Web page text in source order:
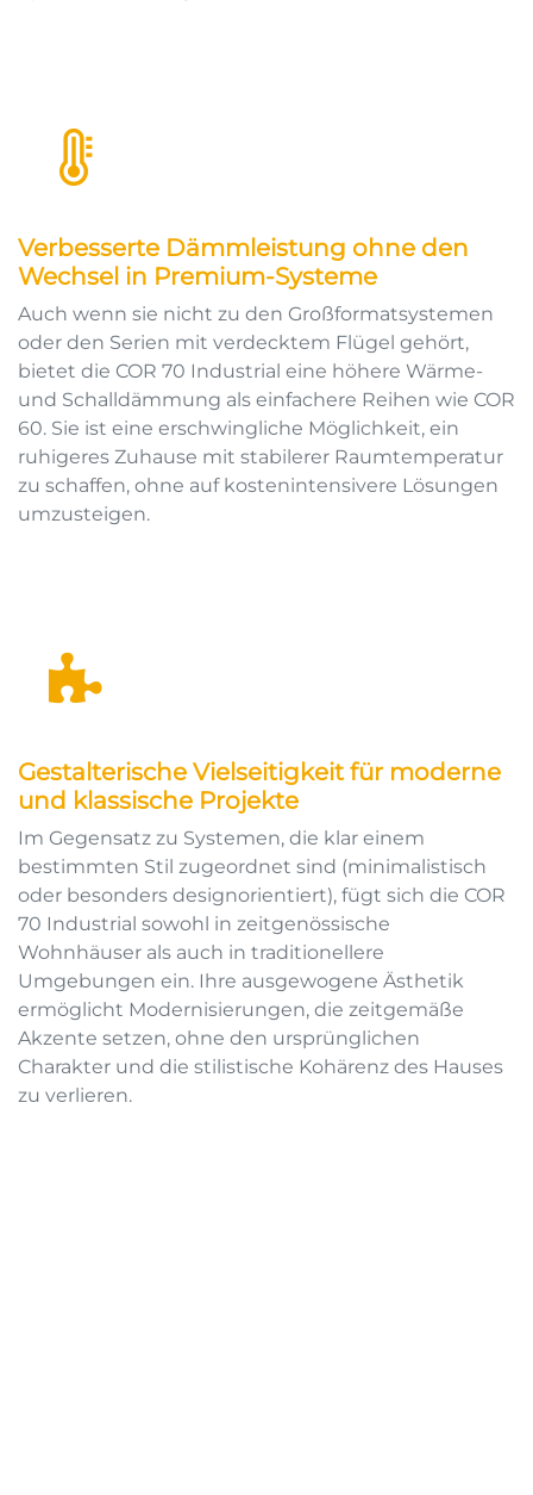
Verbesserte Dämmleistung ohne den
Wechsel in Premium-Systeme
Auch wenn sie nicht zu den Großformatsystemen
oder den Serien mit verdecktem Flügel gehört,
bietet die COR 70 Industrial eine höhere Wärme-
und Schalldämmung als einfachere Reihen wie COR
60. Sie ist eine erschwingliche Möglichkeit, ein
ruhigeres Zuhause mit stabilerer Raumtemperatur
zu schaffen, ohne auf kostenintensivere Lösungen
umzusteigen.
Gestalterische Vielseitigkeit für moderne
und klassische Projekte
Im Gegensatz zu Systemen, die klar einem
bestimmten Stil zugeordnet sind (minimalistisch
oder besonders designorientiert), fügt sich die COR
70 Industrial sowohl in zeitgenössische
Wohnhäuser als auch in traditionellere
Umgebungen ein. Ihre ausgewogene Ästhetik
ermöglicht Modernisierungen, die zeitgemäße
Akzente setzen, ohne den ursprünglichen
Charakter und die stilistische Kohärenz des Hauses
zu verlieren.